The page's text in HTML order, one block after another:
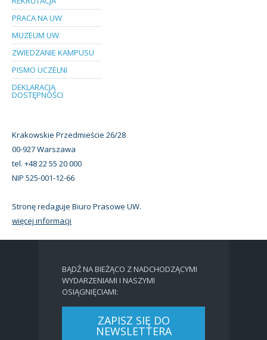
PRACA NA UW
MUZEUM UW
ZWIEDZANIE KAMPUSU
PISMO UCZELNI
DEKLARACJA
DOSTĘPNOŚCI
Krakowskie Przedmieście 26/28
00-927 Warszawa
tel. +48 22 55 20 000
NIP 525-001-12-66
Stronę redaguje Biuro Prasowe UW.
więcej informacji
BĄDŹ NA BIEŻĄCO Z NADCHODZĄCYMI
WYDARZENIAMI I NASZYMI
OSIĄGNIĘCIAMI:
ZAPISZ SIĘ DO
NEWSLETTERA